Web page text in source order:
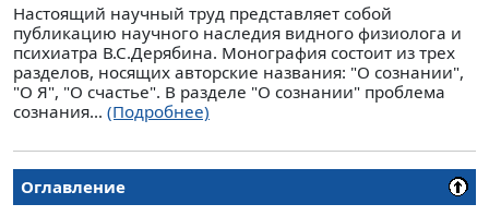
Настоящий научный труд представляет собой
публикацию научного наследия видного физиолога и
психиатра В.С.Дерябина. Монография состоит из трех
разделов, носящих авторские названия: "О сознании",
"О Я", "О счастье". В разделе "О сознании" проблема
сознания... (Подробнее)
Оглавление